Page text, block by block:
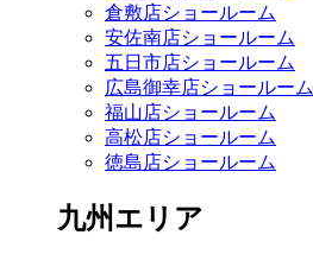
倉敷店ショールーム
安佐南店ショールーム
五日市店ショールーム
広島御幸店ショールーム
福山店ショールーム
高松店ショールーム
徳島店ショールーム
九州エリア